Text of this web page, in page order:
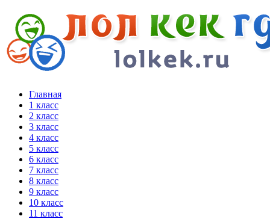
Главная
1 класс
2 класс
3 класс
4 класс
5 класс
6 класс
7 класс
8 класс
9 класс
10 класс
11 класс